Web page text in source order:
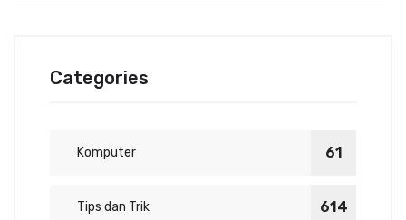
Categories
Komputer 61
Tips dan Trik 614